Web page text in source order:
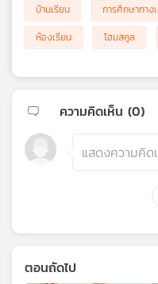
บ้านเรียน
การศึกษาทาง
ห้องเรียน
โฮมสคูล
ความคิดเห็น (0)
ตอนถัดไป